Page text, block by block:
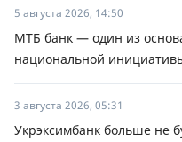
5 августа 2026, 14:50
МТБ банк — один из
национальной
3 августа 2026, 05:31
Укрэксимбанк больше не